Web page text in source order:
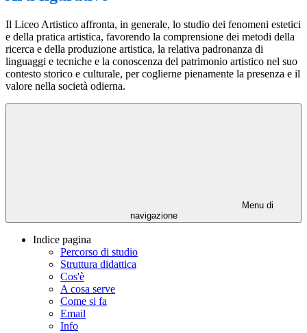
Il Liceo Artistico affronta, in generale, lo studio dei fenomeni estetici
e della pratica artistica, favorendo la comprensione dei metodi della
ricerca e della produzione artistica, la relativa padronanza di
linguaggi e tecniche e la conoscenza del patrimonio artistico nel suo
contesto storico e culturale, per coglierne pienamente la presenza e il
valore nella società odierna.
Menu di
navigazione
Indice pagina
Percorso di studio
Struttura didattica
Cos'è
A cosa serve
Come si fa
Email
Info